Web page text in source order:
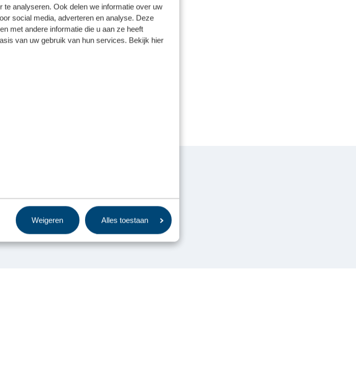
analyseren. Ook delen we informatie over uw
social media, adverteren en analyse. Deze
met andere informatie die u aan ze heeft
van uw gebruik van hun services. Bekijk hier
Weigeren Alles toestaan